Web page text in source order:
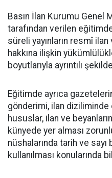
Basın İlan Kurumu Genel
tarafından verilen
süreli yayınların resmî
hakkına ilişkin
boyutlarıyla ayrıntılı
Eğitimde ayrıca
gönderimi, ilan
hususlar, ilan ve
künyede yer alması
nüshalarında tarih ve
kullanılması konularında